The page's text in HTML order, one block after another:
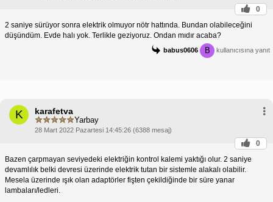
0
2 saniye sürüyor sonra elektrik olmuyor nötr hattında. Bundan olabileceğini
düşündüm. Evde halı yok. Terlikle geziyoruz. Ondan mıdır acaba?
babus0606 B kullanıcısına yanıt
K karafetva
Yarbay
28 Mart 2022 Pazartesi 14:45:26 (6388 mesaj)
0
Bazen çarpmayan seviyedeki elektriğin kontrol kalemi yaktığı olur. 2 saniye
devamlılık belki devresi üzerinde elektrik tutan bir sistemle alakalı olabilir.
Mesela üzerinde ışık olan adaptörler fişten çekildiğinde bir süre yanar
lambaları/ledleri.